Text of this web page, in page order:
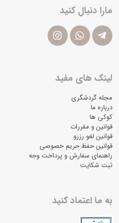
مارا دنبال کنید
لینک های مفید
مجله گردشگری
درباره ما
کوکی ها
قوانین و مقررات
قوانین لغو رزرو
قوانین حفظ حریم خصوصی
راهنمای سفارش و پرداخت وجه
ثبت شکایت
به ما اعتماد کنید